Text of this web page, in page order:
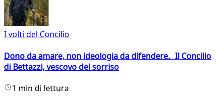
I volti del Concilio
Dono da amare, non ideologia da difendere. Il Concilio
di Bettazzi, vescovo del sorriso
1 min di lettura